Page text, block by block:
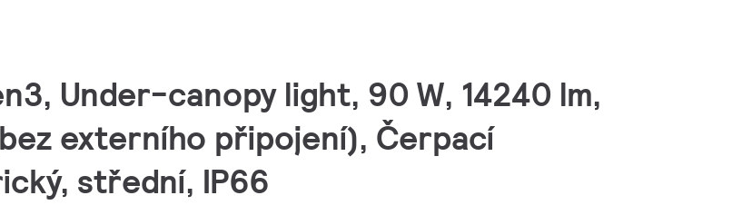
Under-canopy light, 90 W, 14240 lm,
externího připojení), Čerpací
střední, IP66